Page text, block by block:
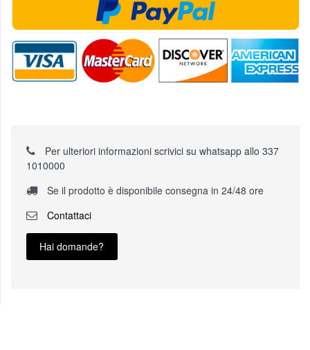
Per ulteriori informazioni scrivici su whatsapp allo 337
1010000
Se il prodotto è disponibile consegna in 24/48 ore
Contattaci
Hai domande?